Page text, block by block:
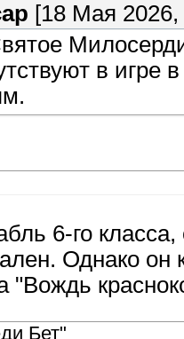
[18 Мая 2026,
в игре
6-го
Однако
"Вождь
Бет"